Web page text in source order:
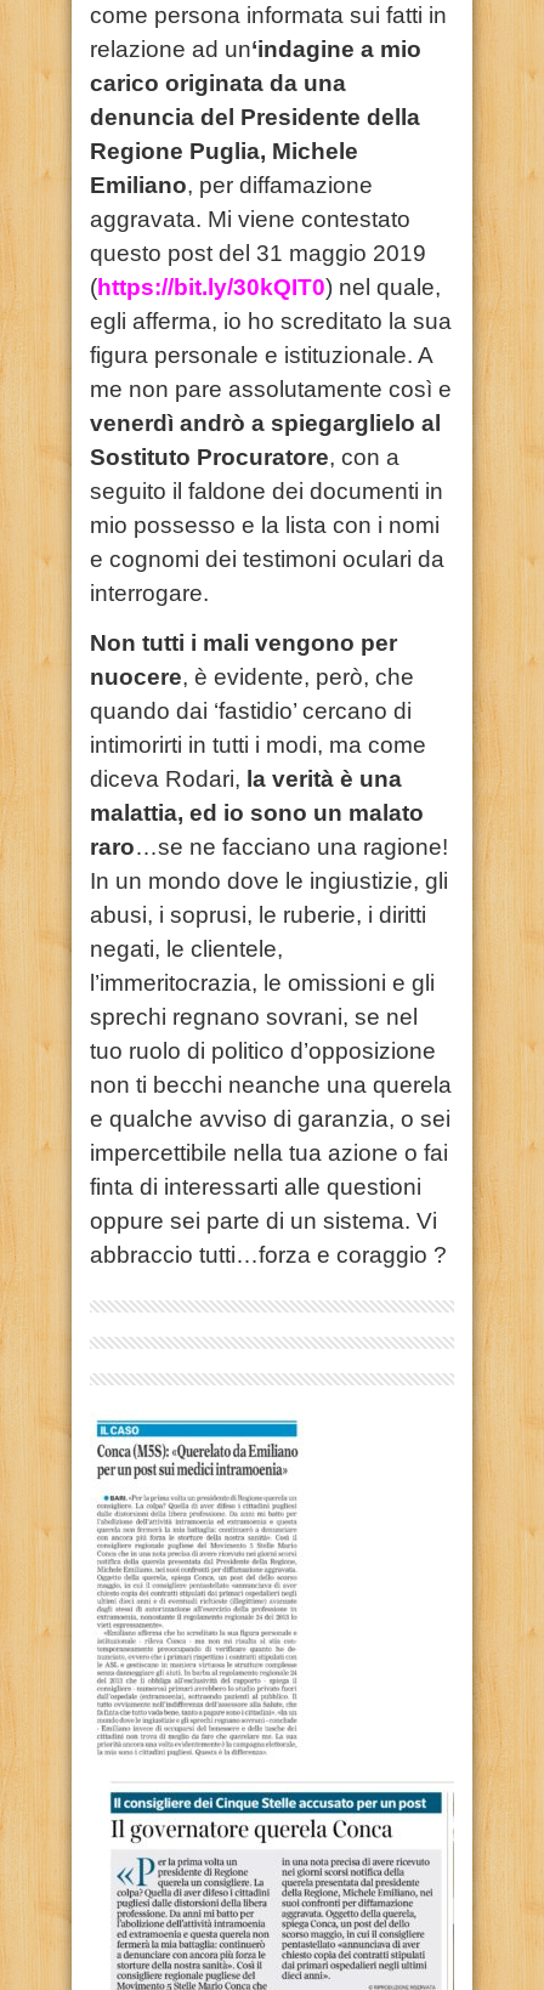
come persona informata sui fatti in
relazione ad un‘indagine a mio
carico originata da una
denuncia del Presidente della
Regione Puglia, Michele
Emiliano, per diffamazione
aggravata. Mi viene contestato
questo post del 31 maggio 2019
(https://bit.ly/30kQIT0) nel quale,
egli afferma, io ho screditato la sua
figura personale e istituzionale. A
me non pare assolutamente così e
venerdì andrò a spiegarglielo al
Sostituto Procuratore, con a
seguito il faldone dei documenti in
mio possesso e la lista con i nomi
e cognomi dei testimoni oculari da
interrogare.
Non tutti i mali vengono per
nuocere, è evidente, però, che
quando dai ‘fastidio’ cercano di
intimorirti in tutti i modi, ma come
diceva Rodari, la verità è una
malattia, ed io sono un malato
raro…se ne facciano una ragione!
In un mondo dove le ingiustizie, gli
abusi, i soprusi, le ruberie, i diritti
negati, le clientele,
l’immeritocrazia, le omissioni e gli
sprechi regnano sovrani, se nel
tuo ruolo di politico d’opposizione
non ti becchi neanche una querela
e qualche avviso di garanzia, o sei
impercettibile nella tua azione o fai
finta di interessarti alle questioni
oppure sei parte di un sistema. Vi
abbraccio tutti…forza e coraggio ?